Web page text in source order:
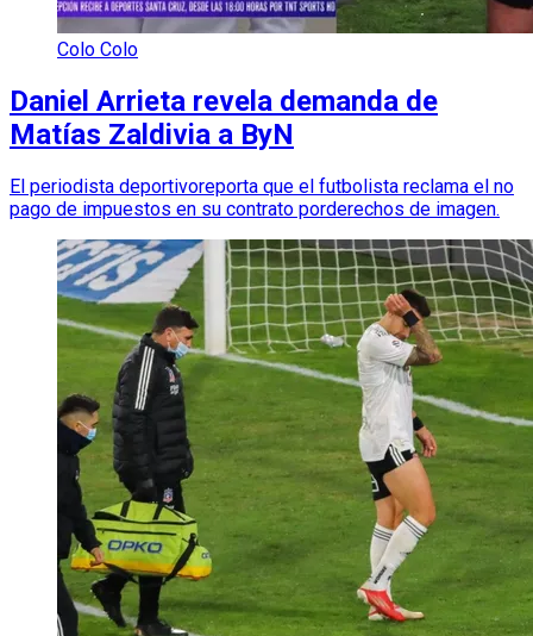
Colo Colo
Daniel Arrieta revela demanda de
Matías Zaldivia a ByN
El periodista deportivoreporta que el futbolista reclama el no
pago de impuestos en su contrato porderechos de imagen.